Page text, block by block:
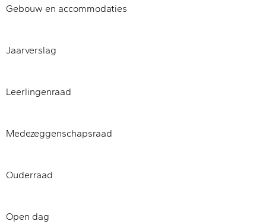
Gebouw en accommodaties
Jaarverslag
Leerlingenraad
Medezeggenschapsraad
Ouderraad
Open dag